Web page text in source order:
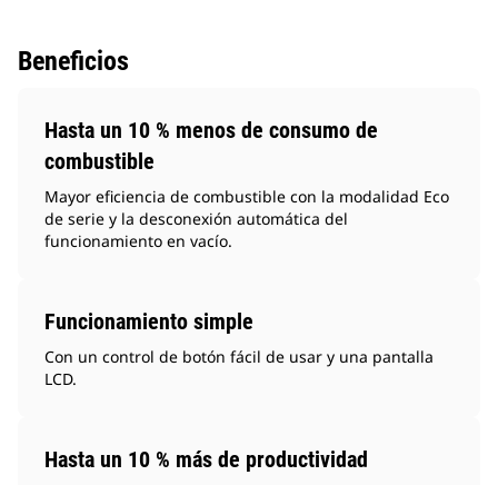
Beneficios
Hasta un 10 % menos de consumo de
combustible
Mayor eficiencia de combustible con la modalidad Eco
de serie y la desconexión automática del
funcionamiento en vacío.
Funcionamiento simple
Con un control de botón fácil de usar y una pantalla
LCD.
Hasta un 10 % más de productividad